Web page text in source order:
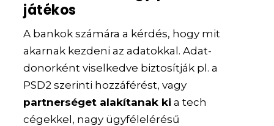
játékos
A bankok számára a kérdés, hogy mit
akarnak kezdeni az adatokkal. Adat-
donorként viselkedve biztosítják pl. a
PSD2 szerinti hozzáférést, vagy
partnerséget alakítanak ki a tech
cégekkel, nagy ügyfélelérésű